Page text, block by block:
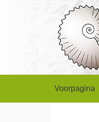
Voorpagina